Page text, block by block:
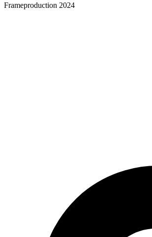
Frameproduction 2024